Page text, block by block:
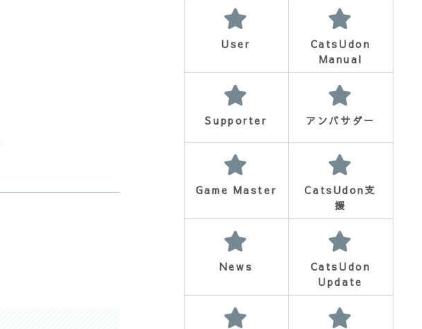
User
CatsUdon
Manual
Supporter アンバサダー
Game Master
CatsUdon支
援
News
CatsUdon
Update